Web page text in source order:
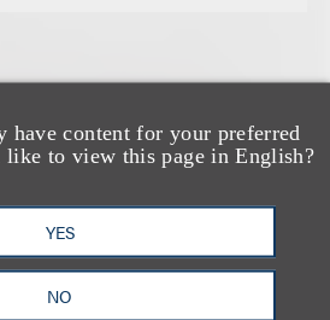
have content for your preferred
like to view this page in English?
YES
NO
芝加哥
金山 泰森斯
代表处
香港